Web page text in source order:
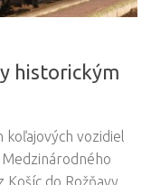
historickým
koľajových vozidiel
do Rožňavy.